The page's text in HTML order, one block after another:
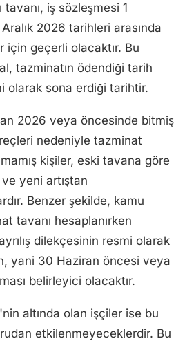
tavanı, iş sözleşmesi 1
2026 tarihleri arasında
için geçerli olacaktır. Bu
tazminatın ödendiği tarih
olarak sona erdiği tarihtir.
2026 veya öncesinde bitmiş
nedeniyle tazminat
kişiler, eski tavana göre
yeni artıştan
Benzer şekilde, kamu
tavanı hesaplanırken
dilekçesinin resmi olarak
yani 30 Haziran öncesi veya
belirleyici olacaktır.
altında olan işçiler ise bu
etkilenmeyeceklerdir. Bu